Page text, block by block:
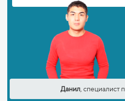
Данил, специалист